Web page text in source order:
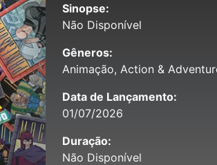
Sinopse:
Não Disponível
Gêneros:
Animação, Action &
Data de Lançamento:
01/07/2026
Duração:
Não Disponível